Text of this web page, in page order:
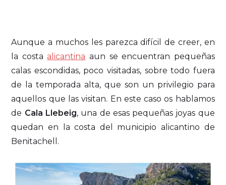
Aunque a muchos les parezca difícil de creer, en
la costaalicantina aun se encuentran pequeñas
calas escondidas, poco visitadas, sobre todo fuera
de la temporada alta, que son un privilegio para
aquellos que las visitan. En este caso os hablamos
de Cala Llebeig, una de esas pequeñas joyas que
quedan en la costa del municipio alicantino de
Benitachell.